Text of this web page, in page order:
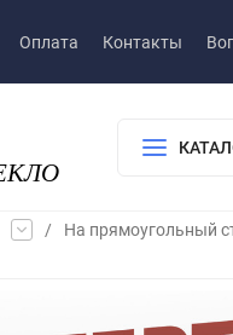
Оплата Контакты
/ На прямоугольный